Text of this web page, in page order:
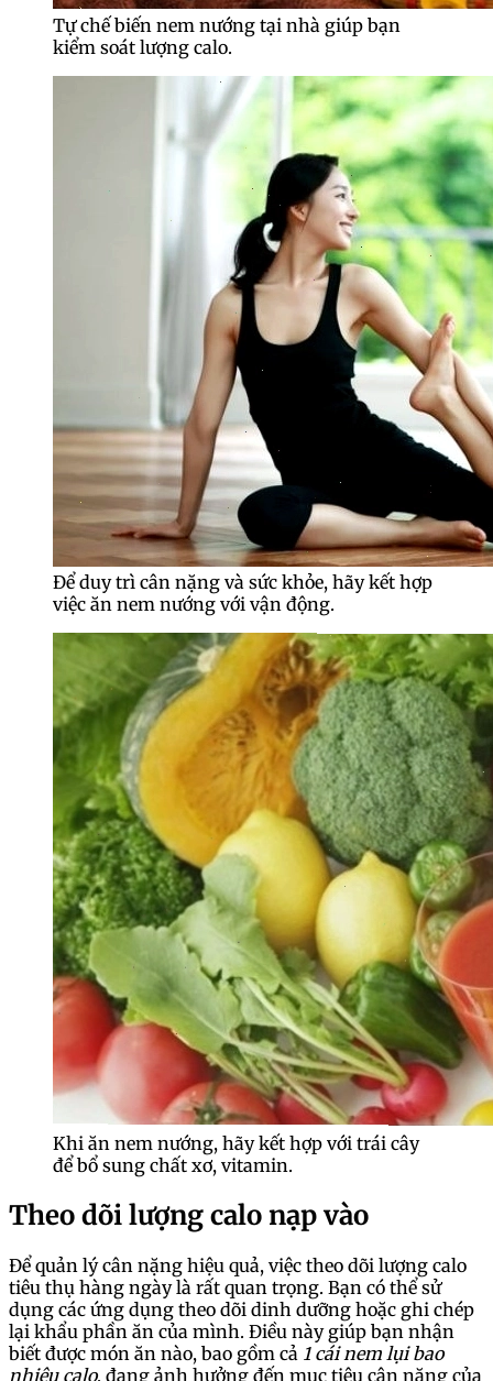
Tự chế biến nem nướng tại nhà giúp bạn
kiểm soát lượng calo.
Để duy trì cân nặng và sức khỏe, hãy kết hợp
việc ăn nem nướng với vận động.
Khi ăn nem nướng, hãy kết hợp với trái cây
để bổ sung chất xơ, vitamin.
Theo dõi lượng calo nạp vào
Để quản lý cân nặng hiệu quả, việc theo dõi lượng calo
tiêu thụ hàng ngày là rất quan trọng. Bạn có thể sử
dụng các ứng dụng theo dõi dinh dưỡng hoặc ghi chép
lại khẩu phần ăn của mình. Điều này giúp bạn nhận
biết được món ăn nào, bao gồm cả 1 cái nem lụi bao
nhiêu calo, đang ảnh hưởng đến mục tiêu cân nặng của